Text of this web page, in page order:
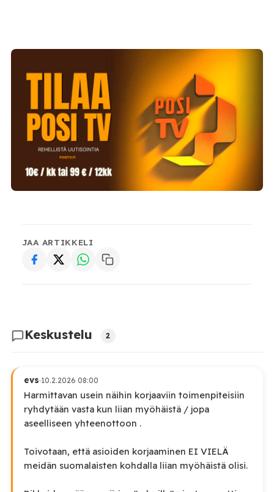
JAA ARTIKKELI
Keskustelu 2
evs·10.2.2026 08:00
Harmittavan usein näihin korjaaviin toimenpiteisiin
ryhdytään vasta kun liian myöhäistä / jopa
aseelliseen yhteenottoon .
Toivotaan, että asioiden korjaaminen EI VIELÄ
meidän suomalaisten kohdalla liian myöhäistä olisi.